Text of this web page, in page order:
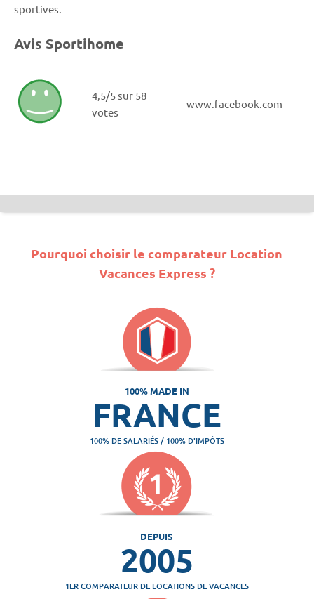
sportives.
Avis Sportihome
4,5/5 sur 58
votes
www.facebook.com
Pourquoi choisir le comparateur Location
Vacances Express ?
100% MADE IN
FRANCE
100% DE SALARIÉS / 100% D'IMPÔTS
DEPUIS
2005
1ER COMPARATEUR DE LOCATIONS DE VACANCES